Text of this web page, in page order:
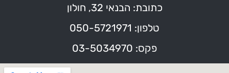
כתובת: הבנאי 32, חולון
טלפון: 050-5721971
פקס: 03-5034970